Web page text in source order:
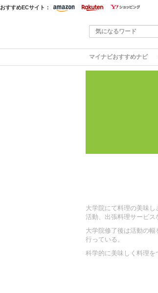
おすすめECサイト：
マイナビおすすめナビ
大学院にて料理の美味
活動、出張料理サービス
大学院修了後は活動の
行っている。
科学的に美味しく料理を